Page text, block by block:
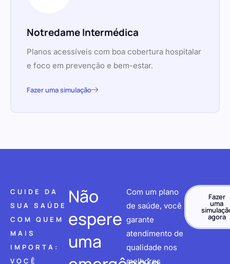
Notredame Intermédica
Planos acessíveis com boa cobertura hospitalar
e foco em prevenção e bem-estar.
Fazer uma simulação
CUIDE DA
SUA SAÚDE
COM QUEM
MAIS
IMPORTA:
VOCÊ
Não
espere
uma
Com um plano
de saúde, você
garante
atendimento de
qualidade nos
melhores
Fazer
uma
agora